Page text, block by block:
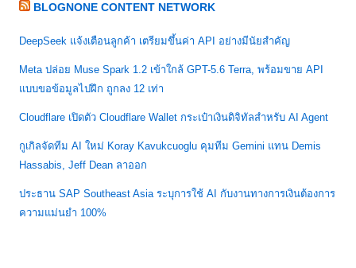
BLOGNONE CONTENT NETWORK
DeepSeek แจ้งเตือนลูกค้า เตรียมขึ้นค่า API อย่างมีนัยสำคัญ
Meta ปล่อย Muse Spark 1.2 เข้าใกล้ GPT-5.6 Terra, พร้อมขาย API
แบบขอข้อมูลไปฝึก ถูกลง 12 เท่า
Cloudflare เปิดตัว Cloudflare Wallet กระเป๋าเงินดิจิทัลสำหรับ AI Agent
กูเกิลจัดทีม AI ใหม่ Koray Kavukcuoglu คุมทีม Gemini แทน Demis
Hassabis, Jeff Dean ลาออก
ประธาน SAP Southeast Asia ระบุการใช้ AI กับงานทางการเงินต้องการ
ความแม่นยำ 100%